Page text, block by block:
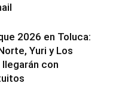
2026 en Toluca:
Yuri y Los
con